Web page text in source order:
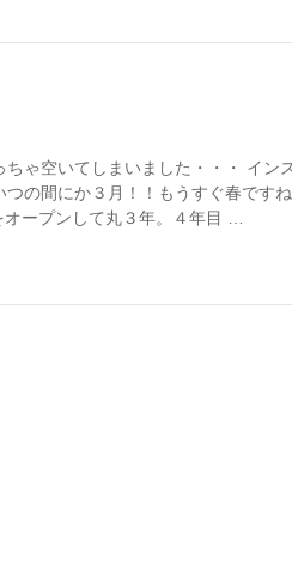
ゃ空いてしまいました・・・ イン
の間にか３月！！もうすぐ春ですね
ープンして丸３年。４年目 …